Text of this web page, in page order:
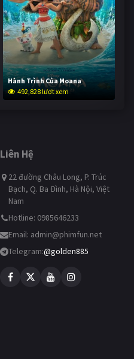
Hành Trình Của Moana
492,828 lượt xem
Liên Hệ
22 đường Châu Long, P. Trúc
Bạch, Q. Ba Đình, Hà Nội, Việt
Nam
Hotline: 0985646233
Email: admin@phimfun.net
Telegram:@golden885